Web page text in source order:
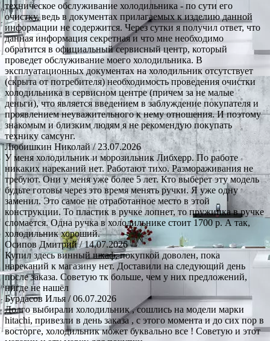
техническое обслуживание холодильника - по сути его
очистку, ведь в документах прилагаемых к изделию данной
информации не содержится. Через сутки я получил ответ, что
данная информация секретная и что мне необходимо
обратится в официальный сервисный центр, который
проведет обслуживание моего холодильника. В
эксплуатационных документах на холодильник отсутствует
(скрыта от потребителя) необходимость проведения очистки
холодильника в сервисном центре (причем за не малые
деньги), что является введением в заблуждение покупателя и
проявлением неуважительного к нему отношения. И поэтому
знакомым и близким людям я не рекомендую покупать
технику самсунг.
Любишкин Николай/ 23.07.2026
У меня холодильник и морозильник Либхерр. По работе
никаких нареканий нет. Работают тихо. Размораживания не
требуют. Они у меня уже более 5 лет. Кто выберет эту модель
будьте готовы через это время менять ручки. Я уже одну
заменил. Это самое не отработанное место в этой
конструкции. То пластик в ручке лопнет, то пружинка в ручке
сломается. Одна ручка в холодильнике стоит 1700 р. А так,
холодильник хороший.
Осипов Дмитрий/ 14.07.2026
Купил здесь винный шкаф, покупкой доволен, пока
нареканий к магазину нет. Доставили на следующий день
после заказа. Советую тк больше, чем у них предложений,
нигде не нашёл
Бурдасов Илья / 06.07.2026
Долго выбирали холодильник , сошлись на модели марки
hitachi, привезли в день заказа , с этого момента и до сих пор в
восторге, холодильник может буквально все ! Советую и этот